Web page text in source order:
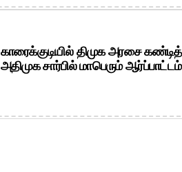
காரைக்குடியில் திமுக அரசை
அதிமுக சார்பில் மாபெரும்